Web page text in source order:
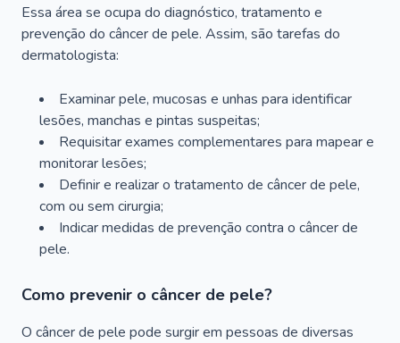
Essa área se ocupa do diagnóstico, tratamento e
prevenção do câncer de pele. Assim, são tarefas do
dermatologista:
Examinar pele, mucosas e unhas para identificar
lesões, manchas e pintas suspeitas;
Requisitar exames complementares para mapear e
monitorar lesões;
Definir e realizar o tratamento de câncer de pele,
com ou sem cirurgia;
Indicar medidas de prevenção contra o câncer de
pele.
Como prevenir o câncer de pele?
O câncer de pele pode surgir em pessoas de diversas